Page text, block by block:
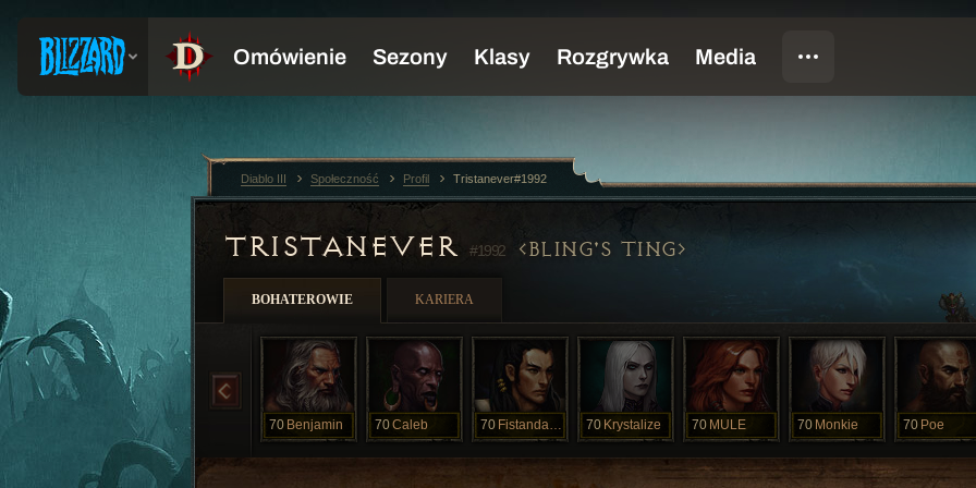
TRISTANEVER #1992 BLING'S TING
BOHATEROWIE KARIERA
70 Benjamin 70Caleb 70 Fistandantil 70 Krystalize 70 MULE 70 Monkie 70 Poe
Diablo III Społeczność Profil Tristanever#1992